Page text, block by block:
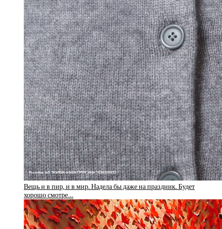
Вещь и в пир, и в мир. Надела бы даже на праздник. Будет
хорошо смотре…